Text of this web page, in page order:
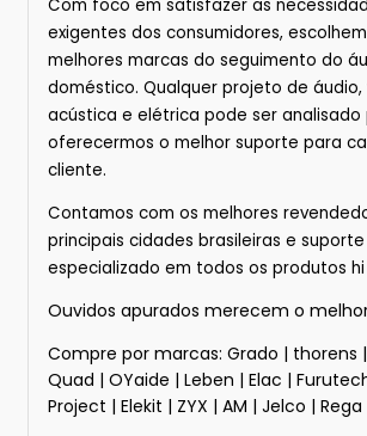
Com foco em satisfazer as
exigentes dos consumidores,
melhores marcas do seguimento do
doméstico. Qualquer projeto de áudio,
acústica e elétrica pode ser analisado
oferecermos o melhor suporte para
cliente.
Contamos com os melhores
principais cidades brasileiras e
especializado em todos os produtos
Ouvidos apurados merecem o
Compre por marcas: Grado | thorens |
Quad | OYaide | Leben | Elac |
Project | Elekit | ZYX | AM | Jelco | Rega